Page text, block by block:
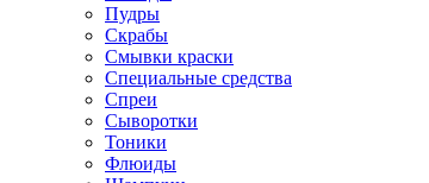
Пудры
Скрабы
Смывки краски
Специальные средства
Спреи
Сыворотки
Тоники
Флюиды